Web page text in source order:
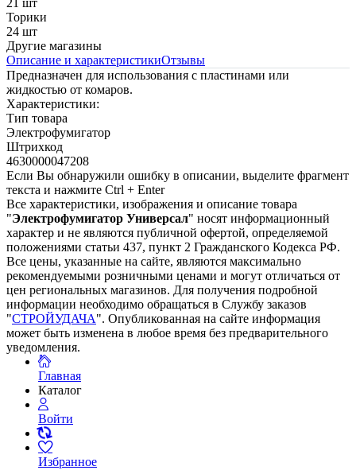
21 шт
Торики
24 шт
Другие магазины
Описание и характеристикиОтзывы
Предназначен для использования с пластинами или
жидкостью от комаров.
Характеристики:
Тип товара
Электрофумигатор
Штрихкод
4630000047208
Если Вы обнаружили ошибку в описании, выделите фрагмент
текста и нажмите Ctrl + Enter
Все характеристики, изображения и описание товара
"Электрофумигатор Универсал" носят информационный
характер и не являются публичной офертой, определяемой
положениями статьи 437, пункт 2 Гражданского Кодекса РФ.
Все цены, указанные на сайте, являются максимально
рекомендуемыми розничными ценами и могут отличаться от
цен региональных магазинов. Для получения подробной
информации необходимо обращаться в Службу заказов
"СТРОЙУДАЧА". Опубликованная на сайте информация
может быть изменена в любое время без предварительного
уведомления.
Главная
Каталог
Войти
Избранное